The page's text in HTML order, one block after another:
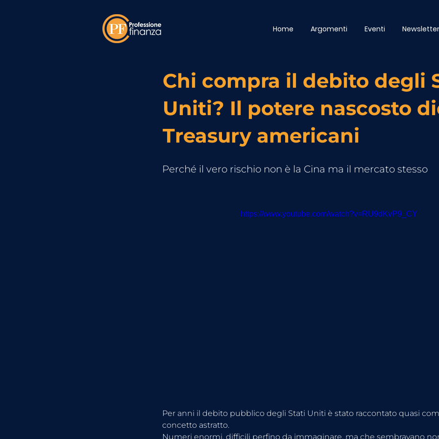
Home Argomenti Eventi Newsletter
Chi compra il debito degli
Uniti? Il potere nascosto
Treasury americani
Perché il vero rischio non è la Cina ma il mercato stesso
https://www.youtube.com/watch?v=RU9dKvP9_CY
Per anni il debito pubblico degli Stati Uniti è stato raccontato quasi
concetto astratto.
Numeri enormi, difficili perfino da immaginare, ma che sembravano